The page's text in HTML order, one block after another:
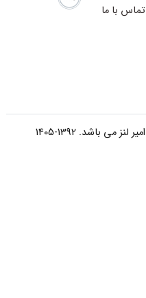
تماس با ما